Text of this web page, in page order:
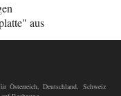
aus
Österreich, Deutschland, Schweiz